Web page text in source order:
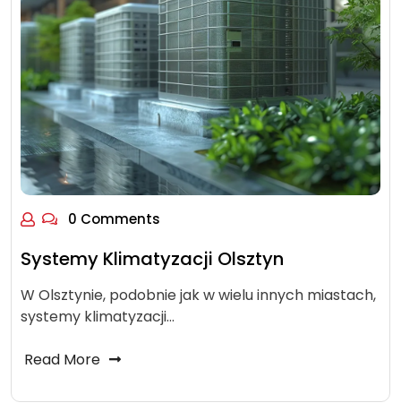
0 Comments
Systemy Klimatyzacji Olsztyn
W Olsztynie, podobnie jak w wielu innych miastach,
systemy klimatyzacji…
Read More